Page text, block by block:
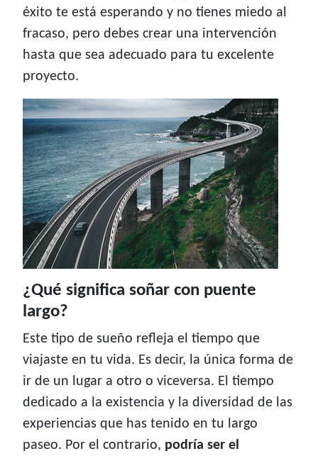
éxito te está esperando y no tienes miedo al
fracaso, pero debes crear una intervención
hasta que sea adecuado para tu excelente
proyecto.
¿Qué significa soñar con puente
largo?
Este tipo de sueño refleja el tiempo que
viajaste en tu vida. Es decir, la única forma de
ir de un lugar a otro o viceversa. El tiempo
dedicado a la existencia y la diversidad de las
experiencias que has tenido en tu largo
paseo. Por el contrario, podría ser el